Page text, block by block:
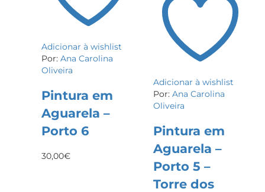
Adicionar à wishlist
Por: Ana Carolina
Oliveira
Pintura em
Aguarela –
Porto 6
30,00€
Adicionar à wishlist
Por: Ana Carolina
Oliveira
Pintura em
Aguarela –
Porto 5 –
Torre dos